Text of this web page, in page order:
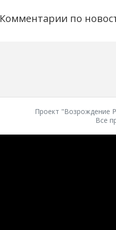
Комментарии по
Проект "Возрождение
Все